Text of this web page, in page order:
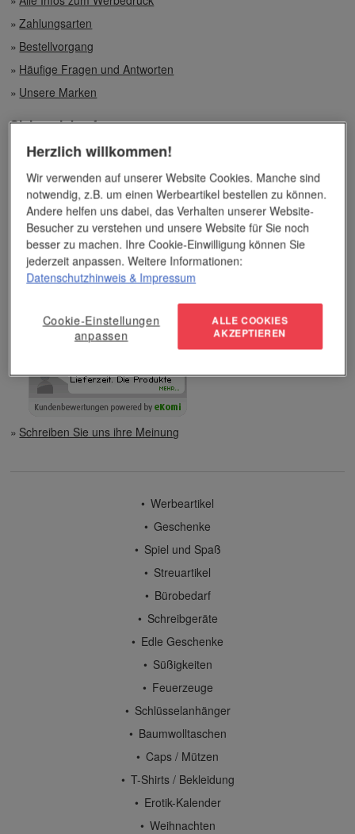
Zahlungsarten
Bestellvorgang
Häufige Fragen und Antworten
Unsere Marken
Sicher einkaufen
Feedback unserer Kunden
Schreiben Sie uns ihre Meinung
Werbeartikel
Geschenke
Spiel und Spaß
Streuartikel
Bürobedarf
Schreibgeräte
Edle Geschenke
Süßigkeiten
Feuerzeuge
Schlüsselanhänger
Baumwolltaschen
Caps / Mützen
T-Shirts / Bekleidung
Erotik-Kalender
Weihnachten
Herzlich willkommen!
Wir verwenden auf unserer Website Cookies. Manche sind
notwendig, z.B. um einen Werbeartikel bestellen zu können.
Andere helfen uns dabei, das Verhalten unserer Website-
Besucher zu verstehen und unsere Website für Sie noch
besser zu machen. Ihre Cookie-Einwilligung können Sie
jederzeit anpassen. Weitere Informationen:
Datenschutzhinweis & Impressum
Cookie-Einstellungen
anpassen
ALLE COOKIES
AKZEPTIEREN